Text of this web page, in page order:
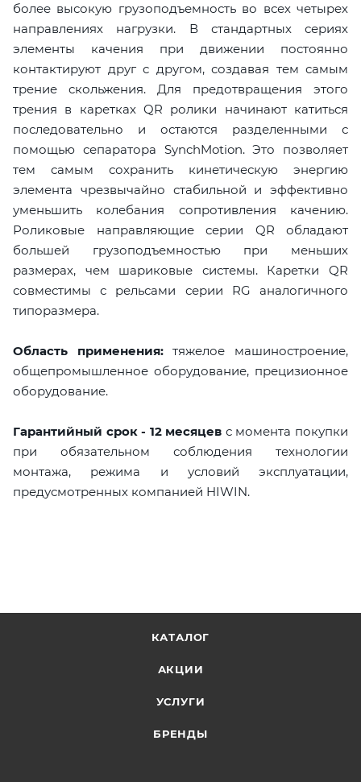
более высокую грузоподъемность во всех четырех
направлениях нагрузки. В стандартных сериях
элементы качения при движении постоянно
контактируют друг с другом, создавая тем самым
трение скольжения. Для предотвращения этого
трения в каретках QR ролики начинают катиться
последовательно и остаются разделенными с
помощью сепаратора SynchMotion. Это позволяет
тем самым сохранить кинетическую энергию
элемента чрезвычайно стабильной и эффективно
уменьшить колебания сопротивления качению.
Роликовые направляющие серии QR обладают
большей грузоподъемностью при меньших
размерах, чем шариковые системы. Каретки QR
совместимы с рельсами серии RG аналогичного
типоразмера.
Область применения:тяжелое машиностроение,
общепромышленное оборудование, прецизионное
оборудование.
Гарантийный срок - 12 месяцев с момента покупки
при обязательном соблюдения технологии
монтажа, режима и условий эксплуатации,
предусмотренных компанией HIWIN.
КАТАЛОГ
АКЦИИ
УСЛУГИ
БРЕНДЫ